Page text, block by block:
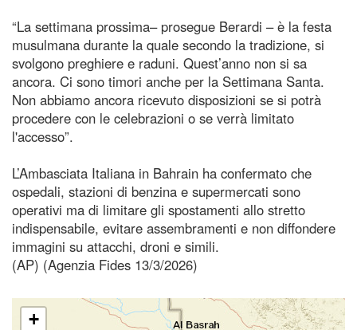
“La settimana prossima– prosegue Berardi – è la festa
musulmana durante la quale secondo la tradizione, si
svolgono preghiere e raduni. Quest’anno non si sa
ancora. Ci sono timori anche per la Settimana Santa.
Non abbiamo ancora ricevuto disposizioni se si potrà
procedere con le celebrazioni o se verrà limitato
l'accesso”.
L’Ambasciata Italiana in Bahrain ha confermato che
ospedali, stazioni di benzina e supermercati sono
operativi ma di limitare gli spostamenti allo stretto
indispensabile, evitare assembramenti e non diffondere
immagini su attacchi, droni e simili.
(AP) (Agenzia Fides 13/3/2026)
+